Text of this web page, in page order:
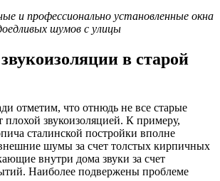
и профессионально установленные окна
шумов с улицы
в старой
отметим, что отнюдь не все старые
плохой звукоизоляцией. К примеру,
сталинской постройки вполне
шумы за счет толстых кирпичных
внутри дома звуки за счет
Наиболее подвержены проблеме